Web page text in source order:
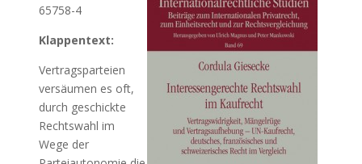
65758-4
Klappentext:
Vertragsparteien
versäumen es oft,
durch geschickte
Rechtswahl im
Wege der